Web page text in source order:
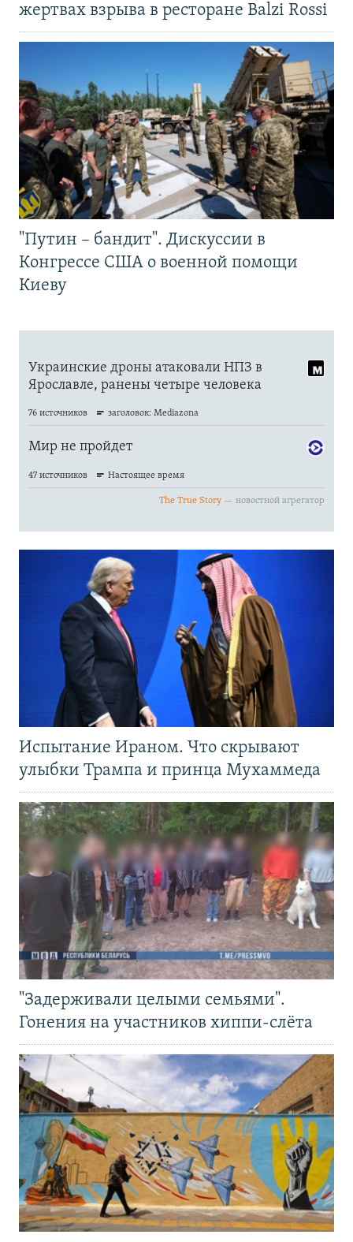
жертвах взрыва в ресторане Balzi Rossi
"Путин – бандит". Дискуссии в
Конгрессе США о военной помощи
Киеву
Испытание Ираном. Что скрывают
улыбки Трампа и принца Мухаммеда
"Задерживали целыми семьями".
Гонения на участников хиппи-слёта